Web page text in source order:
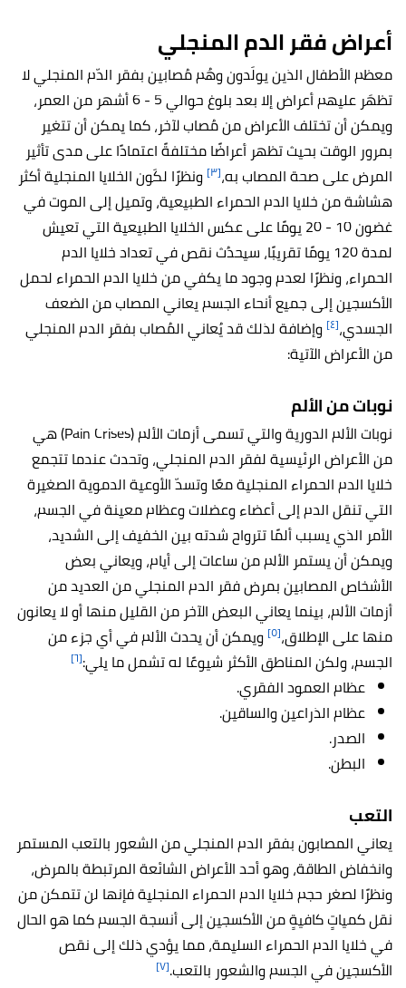
أعراض فقر الدم المنجلي
معظم الأطفال الذين يولَدون وهُم مُصابين بفقر الدّم المنجلي لا
تظهَر عليهم أعراض إلا بعد بلوغ حوالي 5 - 6 أشهر من العمر،
ويمكن أن تختلف الأعراض من مُصاب لآخر، كما يمكن أن تتغير
بمرور الوقت بحيث تظهر أعراضًا مختلفةً اعتمادًا على مدى تأثير
المرض على صحة المصاب به،[٣]
ونظرًا لكَون الخلايا المنجلية أكثر
هشاشة من خلايا الدم الحمراء الطبيعية، وتميل إلى الموت في
غضون 10 - 20 يومًا على عكس الخلايا الطبيعية التي تعيش
لمدة 120 يومًا تقريبًا، سيحدُث نقص في تعداد خلايا الدم
الحمراء، ونظرًا لعدم وجود ما يكفي من خلايا الدم الحمراء لحمل
الأكسجين إلى جميع أنحاء الجسم يعاني المصاب من الضعف
الجسدي،[٤]
وإضافة لذلك قد يُعاني المُصاب بفقر الدم المنجلي
من الأعراض الآتية:
نوبات من الألم
نوبات الألم الدورية والتي تسمى أزمات الألم (Pain Crises) هي
من الأعراض الرئيسية لفقر الدم المنجلي، وتحدث عندما تتجمع
خلايا الدم الحمراء المنجلية معًا وتسدّ الأوعية الدموية الصغيرة
التي تنقل الدم إلى أعضاء وعضلات وعظام معينة في الجسم،
الأمر الذي يسبب ألمًا تترواح شدته بين الخفيف إلى الشديد،
ويمكن أن يستمر الألم من ساعات إلى أيام، ويعاني بعض
الأشخاص المصابين بمرض فقر الدم المنجلي من العديد من
أزمات الألم، بينما يعاني البعض الآخر من القليل منها أو لا يعانون
منها على الإطلاق،[٥]
ويمكن أن يحدث الألم في أي جزء من
الجسم، ولكن المناطق الأكثر شيوعًا له تشمل ما يلي:[٦]
عظام العمود الفقري.
عظام الذراعين والساقين.
الصدر.
البطن.
التعب
يعاني المصابون بفقر الدم المنجلي من الشعور بالتعب المستمر
وانخفاض الطاقة، وهو أحد الأعراض الشائعة المرتبطة بالمرض،
ونظرًا لصغر حجم خلايا الدم الحمراء المنجلية فإنها لن تتمكن من
نقل كمياتٍ كافيةٍ من الأكسجين إلى أنسجة الجسم كما هو الحال
في خلايا الدم الحمراء السليمة، مما يؤدي ذلك إلى نقص
الأكسجين في الجسم والشعور بالتعب.[٧]